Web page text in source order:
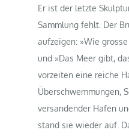
Er ist der letzte
Sammlung fehlt. Der
aufzeigen: »Wie
und »Das Meer gibt,
vorzeiten eine reiche
Überschwemmungen,
versandender Hafen
stand sie wieder auf.